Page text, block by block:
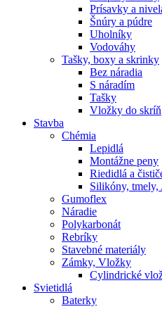
Prísavky a
Šnúry a púdre
Uholníky
Vodováhy
Tašky, boxy a skrinky
Bez náradia
S náradím
Tašky
Vložky do skríň
Stavba
Chémia
Lepidlá
Montážne peny
Riedidlá a
Silikóny,
Gumoflex
Náradie
Polykarbonát
Rebríky
Stavebné materiály
Zámky, Vložky
Cylindrické
Svietidlá
Baterky